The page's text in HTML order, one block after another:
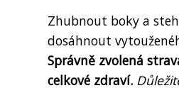
Zhubnout boky a
dosáhnout
Správně zvolená
celkové zdraví.